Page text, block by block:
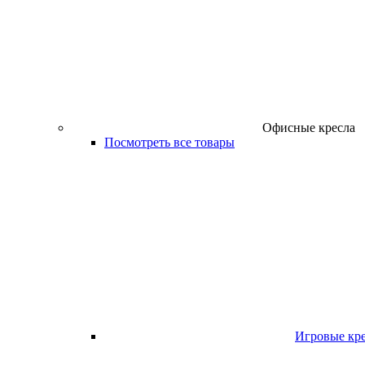
Офисные кресла
Посмотреть все товары
Игровые